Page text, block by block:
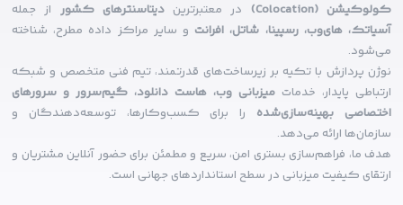
کولوکیشن (Colocation)
در معتبرتریندیتاسنترهای کشور از جمله
آسیاتک، های‌وب، رسپینا، شاتل، افرانت و سایر مراکز داده مطرح، شناخته
می‌شود.
نوژن پردازش با تکیه بر زیرساخت‌های قدرتمند، تیم فنی متخصص و شبکه
ارتباطی پایدار، خدمات میزبانی وب، هاست دانلود، گیم‌سرور و سرورهای
اختصاصی بهینه‌سازی‌شده را برای کسب‌وکارها، توسعه‌دهندگان و
سازمان‌ها ارائه می‌دهد.
هدف ما، فراهم‌سازی بستری امن، سریع و مطمئن برای حضور آنلاین مشتریان و
ارتقای کیفیت میزبانی در سطح استانداردهای جهانی است.